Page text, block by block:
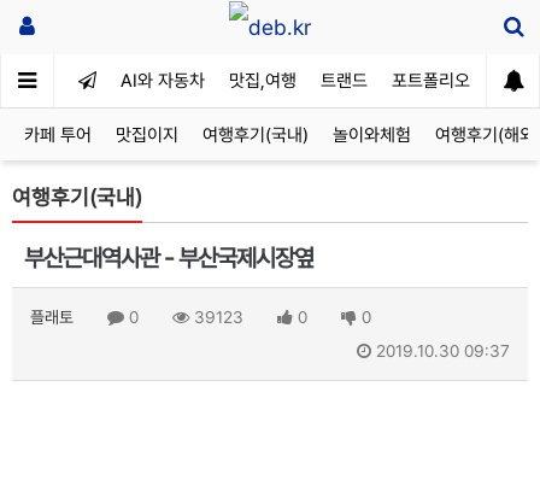
AI와 자동차 맛집,여행 트랜드 포트폴리오
카페 투어 맛집이지 여행후기(국내) 놀이와체험 여행후기(해외)
여행후기(국내)
부산근대역사관 - 부산국제시장옆
플래토 0 39123 0
0
2019.10.30 09:37